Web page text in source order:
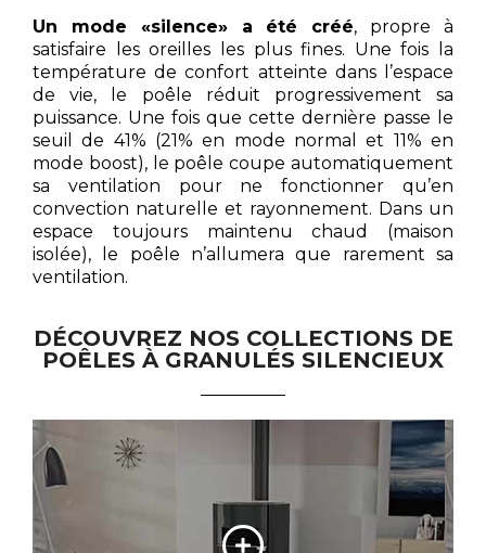
Un mode «silence» a été créé, propre à
satisfaire les oreilles les plus fines. Une fois la
température de confort atteinte dans l’espace
de vie, le poêle réduit progressivement sa
puissance. Une fois que cette dernière passe le
seuil de 41% (21% en mode normal et 11% en
mode boost), le poêle coupe automatiquement
sa ventilation pour ne fonctionner qu’en
convection naturelle et rayonnement. Dans un
espace toujours maintenu chaud (maison
isolée), le poêle n’allumera que rarement sa
ventilation.
DÉCOUVREZ NOS COLLECTIONS DE
POÊLES À GRANULÉS SILENCIEUX
La collection Signature sublime la